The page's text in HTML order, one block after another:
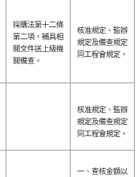
採購法第十二條
第二項，補具相
關文件送上級機
關備查。
核准規定、監辦
規定及備查規定
同工程會規定。
核准規定、監辦
規定及備查規定
同工程會規定。
一、查核金額以